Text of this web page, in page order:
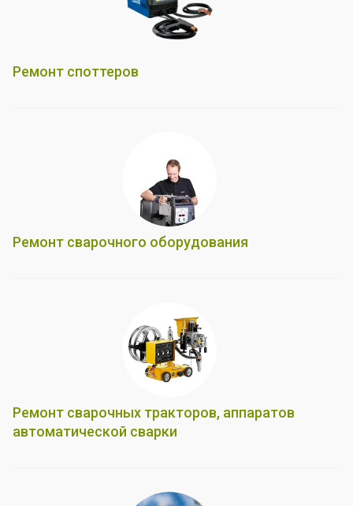
Ремонт споттеров
Ремонт сварочного оборудования
Ремонт сварочных тракторов, аппаратов
автоматической сварки